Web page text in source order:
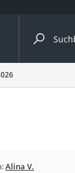
nach Kategorie
Alina V.